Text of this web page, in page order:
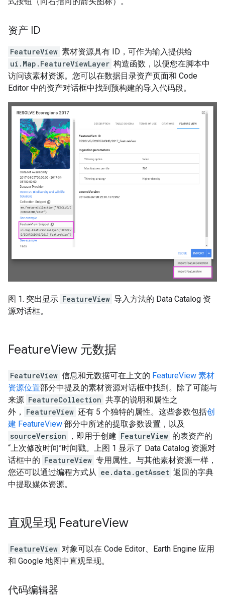
资产 ID
FeatureView 素材资源具有 ID，可作为输入提供给
ui.Map.FeatureViewLayer 构造函数，以便您在脚本中
访问该素材资源。您可以在数据目录资产页面和 Code
Editor 中的资产对话框中找到预构建的导入代码段。
图 1. 突出显示 FeatureView 导入方法的 Data Catalog 资
源对话框。
FeatureView 元数据
FeatureView 信息和元数据可在上文的 FeatureView 素材
资源位置部分中提及的素材资源对话框中找到。除了可能与
来源 FeatureCollection 共享的说明和属性之
外，
FeatureView 还有 5 个独特的属性。这些参数包括创
建 FeatureView 部分中所述的提取参数设置，以及
sourceVersion
，即用于创建 FeatureView 的表资产的
“上次修改时间”时间戳。上图 1 显示了 Data Catalog 资源对
话框中的 FeatureView 专用属性。与其他素材资源一样，
您还可以通过编程方式从 ee.data.getAsset 返回的字典
中提取媒体资源。
直观呈现 FeatureView
FeatureView 对象可以在 Code Editor、Earth Engine 应用
和 Google 地图中直观呈现。
代码编辑器